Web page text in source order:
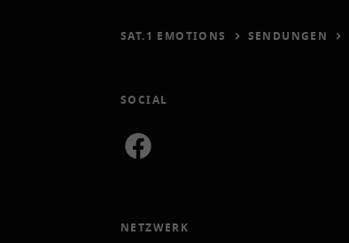
SAT.1 EMOTIONS SENDUNGEN
SOCIAL
NETZWERK